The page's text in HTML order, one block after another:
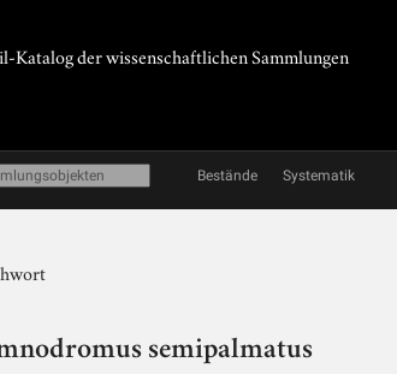
Katalog der wissenschaftlichen Sammlungen
Bestände Systematik
semipalmatus